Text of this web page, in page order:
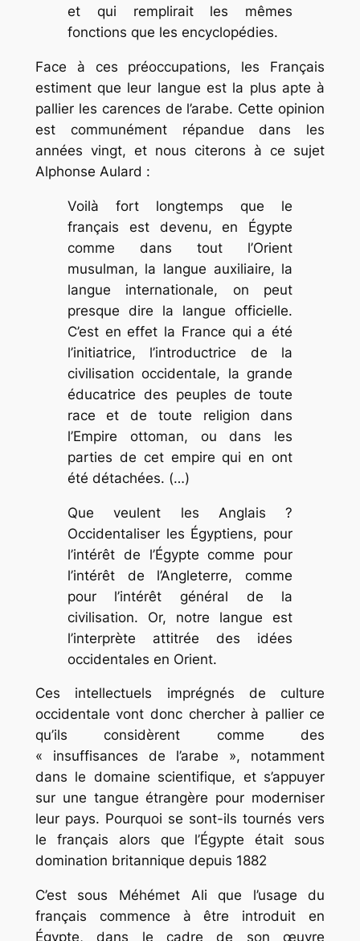
et qui remplirait les mêmes
fonctions que les encyclopédies.
Face à ces préoccupations, les Français
estiment que leur langue est la plus apte à
pallier les carences de l’arabe. Cette opinion
est communément répandue dans les
années vingt, et nous citerons à ce sujet
Alphonse Aulard :
Voilà fort longtemps que le
français est devenu, en Égypte
comme dans tout l’Orient
musulman, la langue auxiliaire, la
langue internationale, on peut
presque dire la langue officielle.
C’est en effet la France qui a été
l’initiatrice, l’introductrice de la
civilisation occidentale, la grande
éducatrice des peuples de toute
race et de toute religion dans
l’Empire ottoman, ou dans les
parties de cet empire qui en ont
été détachées. (…)
Que veulent les Anglais ?
Occidentaliser les Égyptiens, pour
l’intérêt de l’Égypte comme pour
l’intérêt de l’Angleterre, comme
pour l’intérêt général de la
civilisation. Or, notre langue est
l’interprète attitrée des idées
occidentales en Orient.
Ces intellectuels imprégnés de culture
occidentale vont donc chercher à pallier ce
qu’ils considèrent comme des
« insuffisances de l’arabe », notamment
dans le domaine scientifique, et s’appuyer
sur une tangue étrangère pour moderniser
leur pays. Pourquoi se sont-ils tournés vers
le français alors que l’Égypte était sous
domination britannique depuis 1882
C’est sous Méhémet Ali que l’usage du
français commence à être introduit en
Égypte, dans le cadre de son œuvre